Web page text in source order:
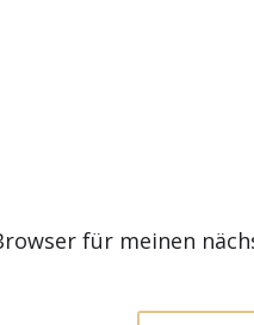
für meinen